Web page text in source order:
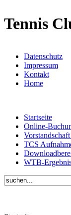
Tennis
Datenschutz
Impressum
Kontakt
Home
Startseite
Online-
TCS
WTB-